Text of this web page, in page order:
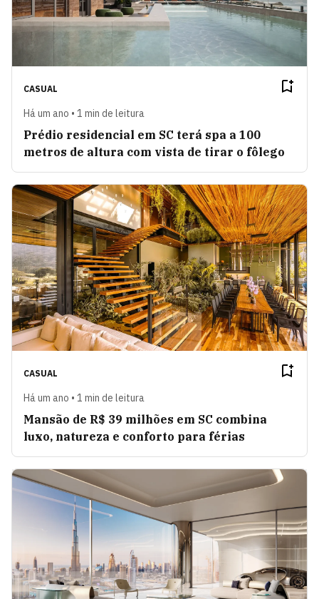
CASUAL
Há um ano • 1 min de leitura
Prédio residencial em SC terá spa a 100
metros de altura com vista de tirar o fôlego
CASUAL
Há um ano • 1 min de leitura
Mansão de R$ 39 milhões em SC combina
luxo, natureza e conforto para férias